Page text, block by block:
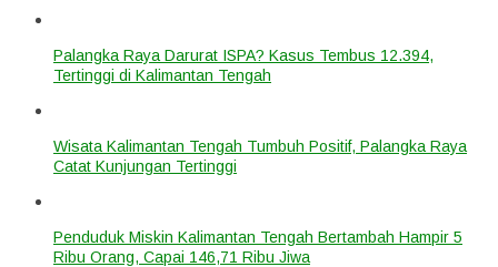
Palangka Raya Darurat ISPA? Kasus Tembus 12.394,
Tertinggi di Kalimantan Tengah
Wisata Kalimantan Tengah Tumbuh Positif, Palangka Raya
Catat Kunjungan Tertinggi
Penduduk Miskin Kalimantan Tengah Bertambah Hampir 5
Ribu Orang, Capai 146,71 Ribu Jiwa